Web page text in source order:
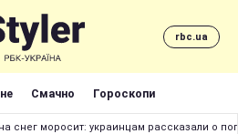
rbc.ua
Смачно Гороскопи
снег моросит: украинцам рассказали о